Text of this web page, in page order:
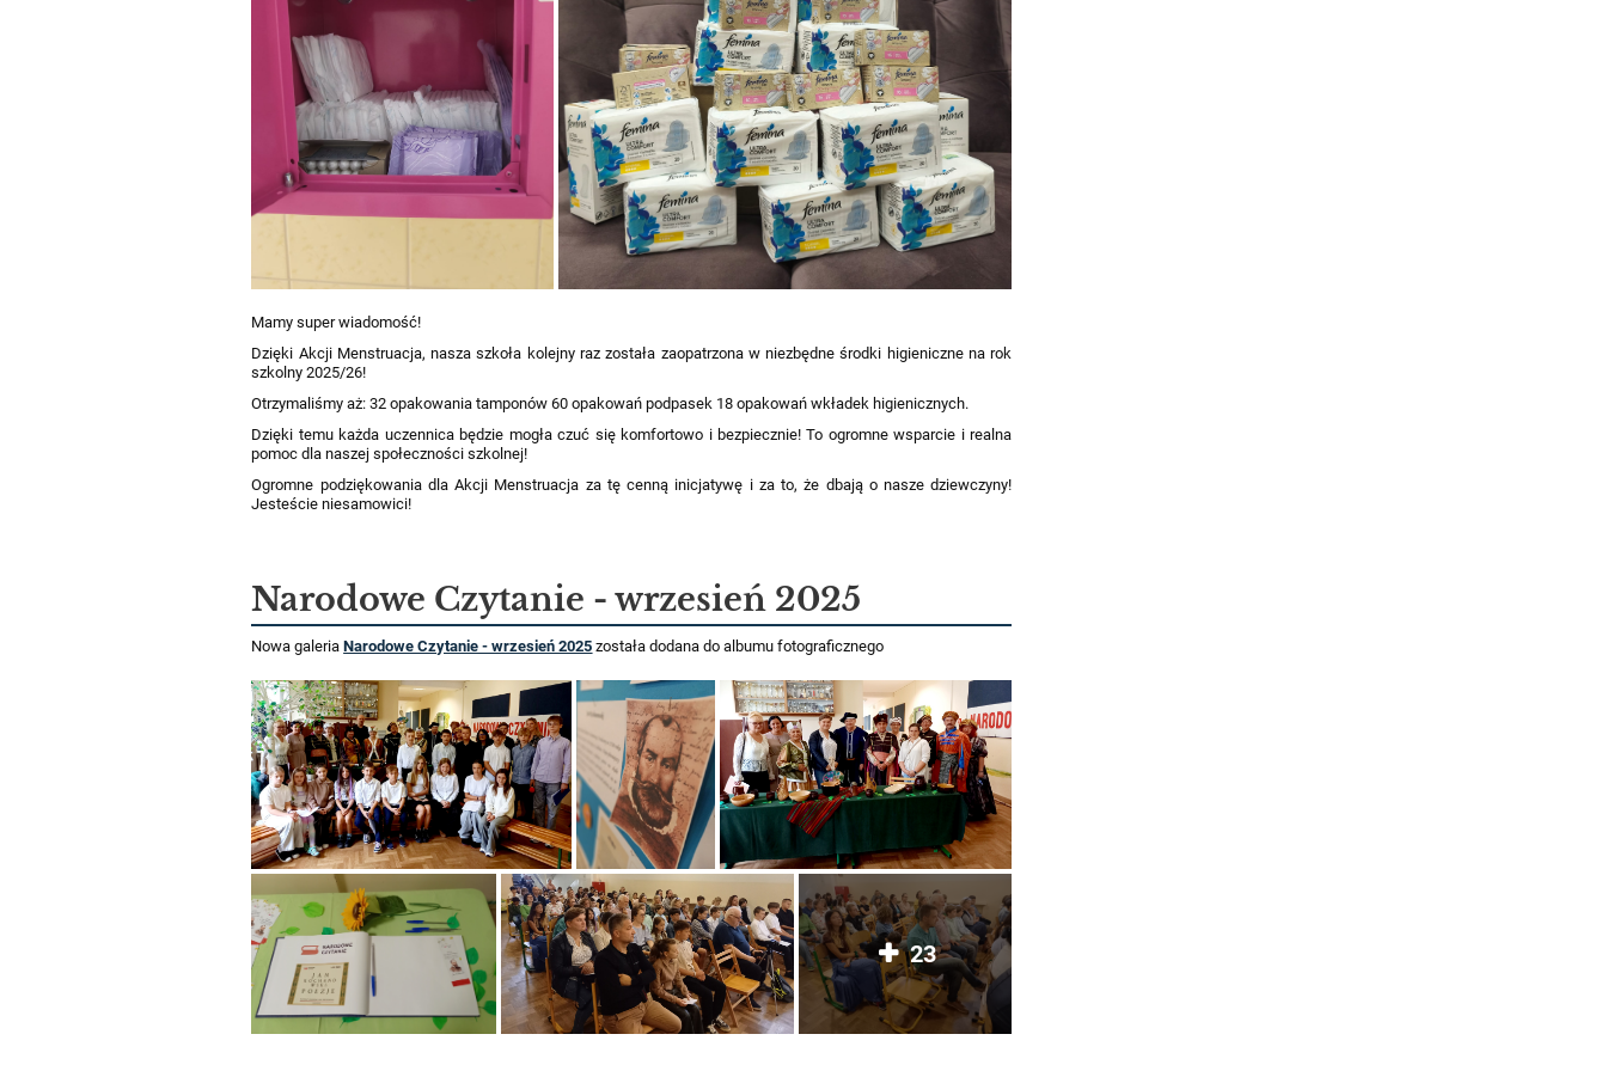
Mamy super wiadomość!
Dzięki Akcji Menstruacja, nasza szkoła kolejny raz została zaopatrzona w niezbędne środki higieniczne na rok
szkolny 2025/26!
Otrzymaliśmy aż: 32 opakowania tamponów 60 opakowań podpasek 18 opakowań wkładek higienicznych.
Dzięki temu każda uczennica będzie mogła czuć się komfortowo i bezpiecznie! To ogromne wsparcie i realna
pomoc dla naszej społeczności szkolnej!
Ogromne podziękowania dla Akcji Menstruacja za tę cenną inicjatywę i za to, że dbają o nasze dziewczyny!
Jesteście niesamowici!
Narodowe Czytanie - wrzesień 2025
Nowa galeriaNarodowe Czytanie - wrzesień 2025 została dodana do albumu fotograficznego
23